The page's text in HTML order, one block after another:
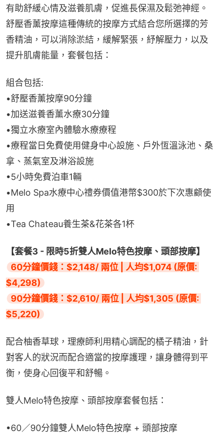
有助舒緩心情及滋養肌膚，促進長保濕及鬆弛神經。
舒壓香薰按摩這種傳統的按摩方式結合您所選擇的芳
香精油，可以消除淤結，緩解緊張，紓解壓力，以及
提升肌膚能量，套餐包括：
組合包括:
•舒壓香薰按摩90分鐘
•加送滋養香薰水療30分鐘
•獨立水療室內體驗水療療程
•療程當日免費使用健身中心設施、戶外恆溫泳池、桑
拿、蒸氣室及淋浴設施
•5小時免費泊車1輛
•Melo Spa水療中心禮券價值港幣$300於下次惠顧使
用
•Tea Chateau養生茶&花茶各1杯
【套餐3 - 限時5折雙人Melo特色按摩、頭部按摩】
60分鐘價錢：$2,148/ 兩位 | 人均$1,074 (原價:
$4,298)
90分鐘價錢：$2,610/ 兩位 | 人均$1,305 (原價:
$5,220)
配合柚香草球，理療師利用精心調配的橘子精油，針
對客人的狀況而配合適當的按摩護理，讓身體得到平
衡，使身心回復平和舒暢。
雙人Melo特色按摩、頭部按摩套餐包括：
•60／90分鐘雙人Melo特色按摩 + 頭部按摩